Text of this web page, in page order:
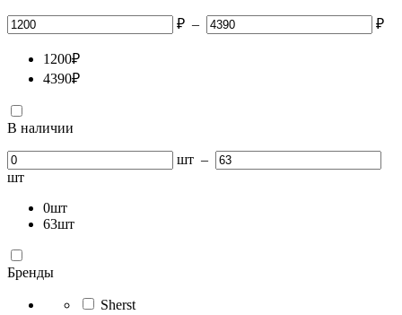
₽ – ₽
1200₽
4390₽
В наличии
шт –
шт
0шт
63шт
Бренды
Sherst